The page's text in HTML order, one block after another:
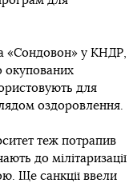
«Сондовон» у КНДР,
окупованих
для
оздоровлення.
теж потрапив
до мілітаризації
Ще санкції ввели